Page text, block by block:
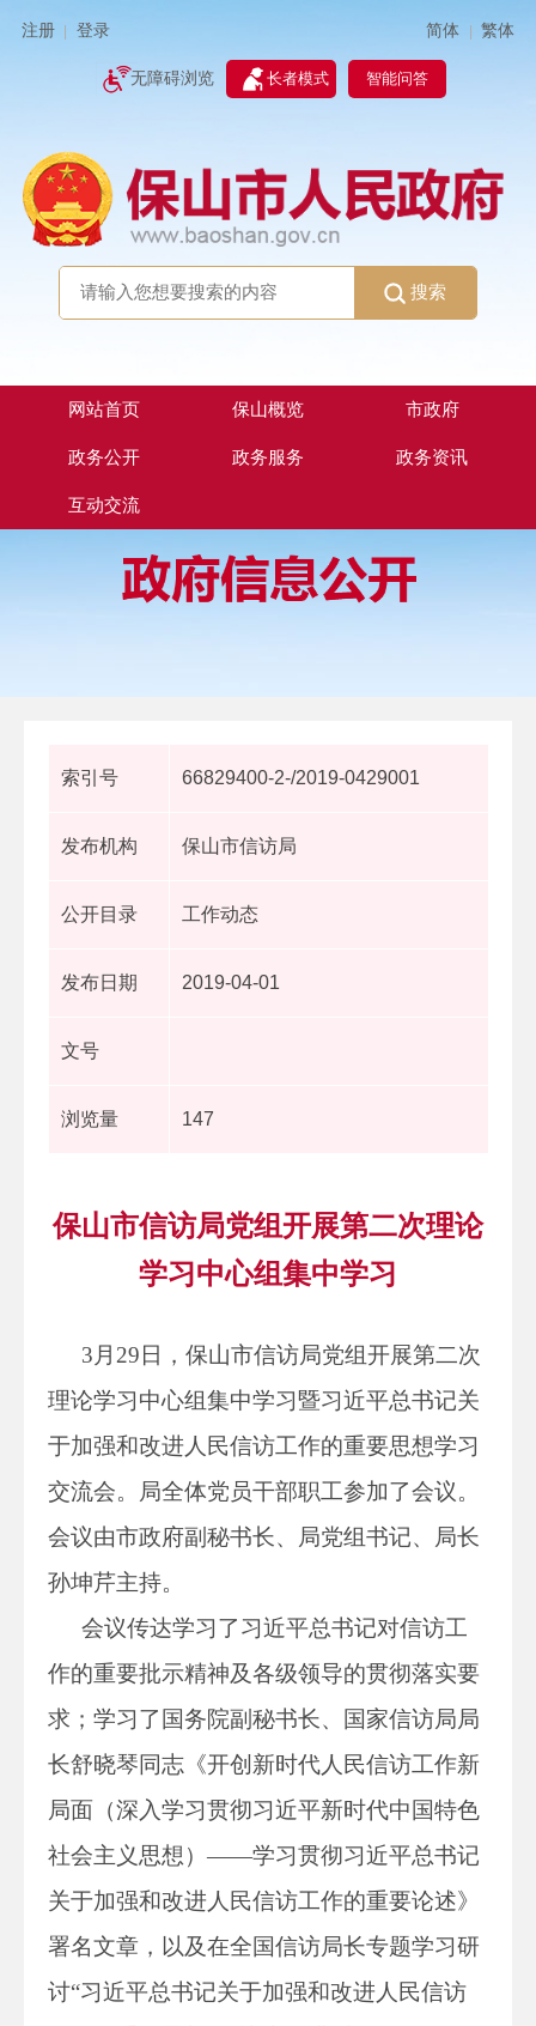
注册 登录 简体 | 繁体
无障碍浏览 长者模式 智能问答
搜索
网站首页 保山概览 市政府
政务公开 政务服务 政务资讯
互动交流
索引号 66829400-2-/2019-0429001
发布机构 保山市信访局
公开目录 工作动态
发布日期 2019-04-01
文号
浏览量 147
保山市信访局党组开展第二次理论
学习中心组集中学习
3月29日，保山市信访局党组开展第二次
理论学习中心组集中学习暨习近平总书记关
于加强和改进人民信访工作的重要思想学习
交流会。局全体党员干部职工参加了会议。
会议由市政府副秘书长、局党组书记、局长
孙坤芹主持。
会议传达学习了习近平总书记对信访工
作的重要批示精神及各级领导的贯彻落实要
求；学习了国务院副秘书长、国家信访局局
长舒晓琴同志《开创新时代人民信访工作新
局面（深入学习贯彻习近平新时代中国特色
社会主义思想）——学习贯彻习近平总书记
关于加强和改进人民信访工作的重要论述》
署名文章，以及在全国信访局长专题学习研
讨“习近平总书记关于加强和改进人民信访